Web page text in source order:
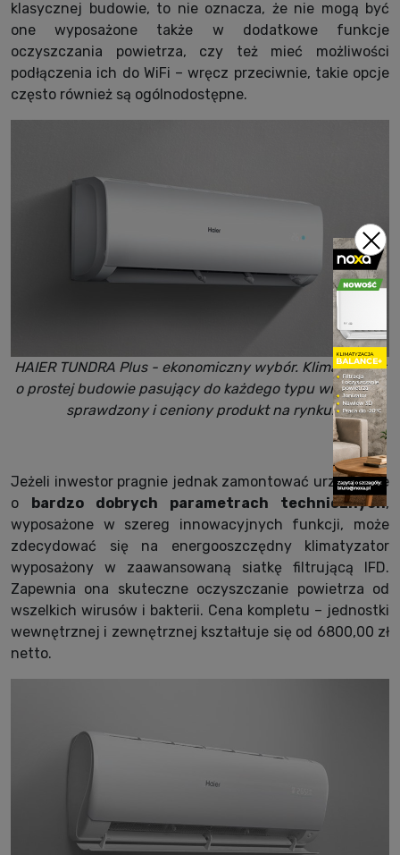
klasycznej budowie, to nie oznacza, że nie mogą być
one wyposażone także w dodatkowe funkcje
oczyszczania powietrza, czy też mieć możliwości
podłączenia ich do WiFi – wręcz przeciwnie, takie opcje
często również są ogólnodostępne.
HAIER TUNDRA Plus - ekonomiczny wybór. Klimatyzator
o prostej budowie pasujący do każdego typu wnętrz. To
sprawdzony i ceniony produkt na rynku.
Jeżeli inwestor pragnie jednak zamontować urządzenie
o bardzo dobrych parametrach technicznych,
wyposażone w szereg innowacyjnych funkcji, może
zdecydować się na energooszczędny klimatyzator
wyposażony w zaawansowaną siatkę filtrującą IFD.
Zapewnia ona skuteczne oczyszczanie powietrza od
wszelkich wirusów i bakterii. Cena kompletu – jednostki
wewnętrznej i zewnętrznej kształtuje się od 6800,00 zł
netto.